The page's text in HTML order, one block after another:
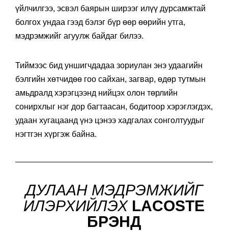
үйлчилгээ, эсвэл баярын ширээг илүү дурсамжтай
болгох ундаа гээд бэлэг бүр өөр өөрийн утга,
мэдрэмжийг агуулж байдаг билээ.
Тиймээс бид уншигчдадаа зориулан энэ удаагийн
бэлгийн хөтчидөө гоо сайхан, загвар, өдөр тутмын
амьдралд хэрэгцээнд нийцэх олон төрлийн
сонирхлыг нэг дор багтаасан, бодитоор хэрэглэгдэх,
удаан хугацаанд үнэ цэнээ хадгалах сонголтуудыг
нэгтгэн хүргэж байна.
ДУЛААН МЭДРЭМЖИЙГ
ИЛЭРХИЙЛЭХ LACOSTE
БРЭНД